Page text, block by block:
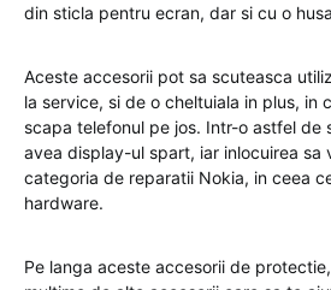
din sticla pentru ecran, dar si cu o
Aceste accesorii pot sa scuteasca
la service, si de o cheltuiala in plus, in
scapa telefonul pe jos. Intr-o astfel de
avea display-ul spart, iar inlocuirea sa
categoria de reparatii Nokia, in ceea
hardware.
Pe langa aceste accesorii de